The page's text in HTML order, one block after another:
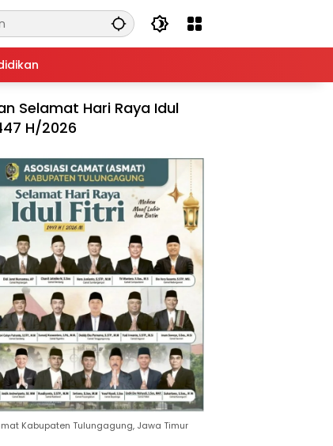
Selamat Hari Raya Idul
H/2026
Kabupaten Tulungagung, Jawa Timur